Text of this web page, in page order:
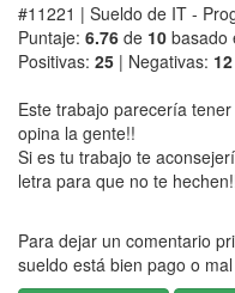
#11221 | Sueldo de IT -
Puntaje: 6.76 de 10 basado
Positivas: 25 | Negativas: 12
Este trabajo parecería tener
opina la gente!!
Si es tu trabajo te
letra para que no te
Para dejar un comentario
sueldo está bien pago o